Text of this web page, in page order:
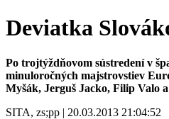
Deviatka
Po trojtýždňovom sústredení v
minuloročných majstrovstiev
Myšák, Jerguš Jacko, Filip Valo
SITA, zs;pp | 20.03.2013 21:04:52